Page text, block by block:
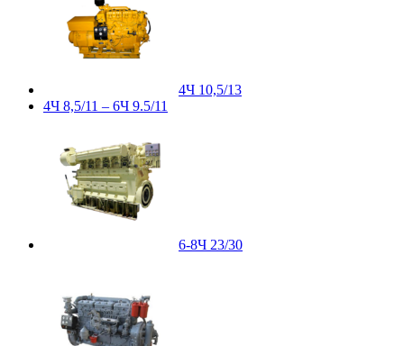
4Ч 10,5/13
4Ч 8,5/11 – 6Ч 9.5/11
6-8Ч 23/30